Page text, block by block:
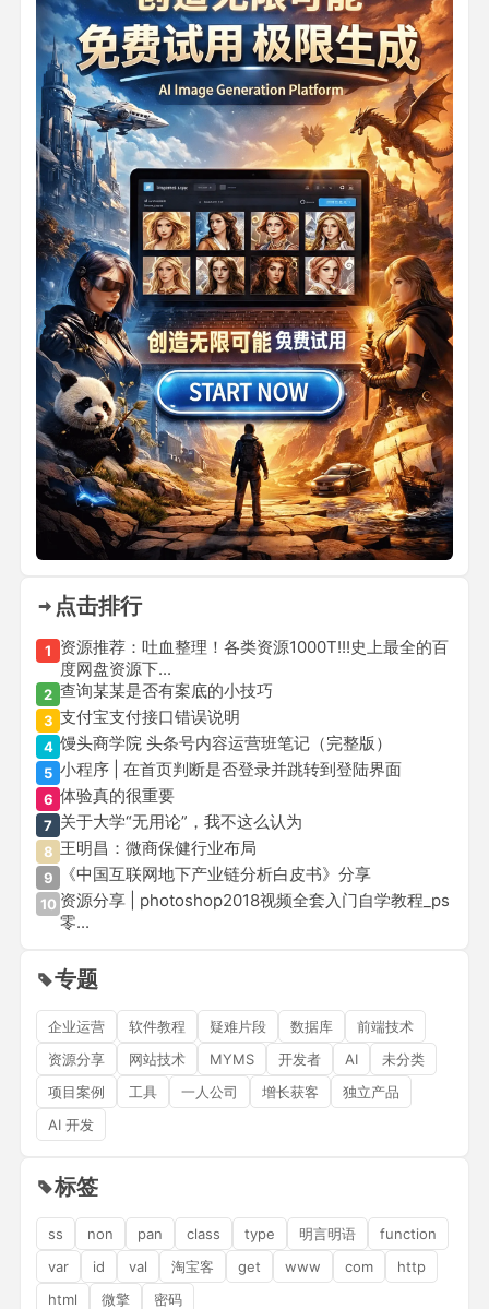
点击排行
1
资源推荐：吐血整理！各类资源1000T!!!史上最全的百
度网盘资源下...
2 查询某某是否有案底的小技巧
3 支付宝支付接口错误说明
4 馒头商学院 头条号内容运营班笔记（完整版）
5 小程序 | 在首页判断是否登录并跳转到登陆界面
6 体验真的很重要
7 关于大学“无用论”，我不这么认为
8 王明昌：微商保健行业布局
9 《中国互联网地下产业链分析白皮书》分享
10 资源分享 | photoshop2018视频全套入门自学教程_ps
零...
专题
企业运营 软件教程 疑难片段 数据库
前端技术
资源分享
网站技术 MYMS 开发者 AI
未分类
项目案例
工具 一人公司 增长获客
独立产品
AI 开发
标签
ss non pan class type 明言明语
function
var
id val 淘宝客 get www com
http
html
微擎 密码